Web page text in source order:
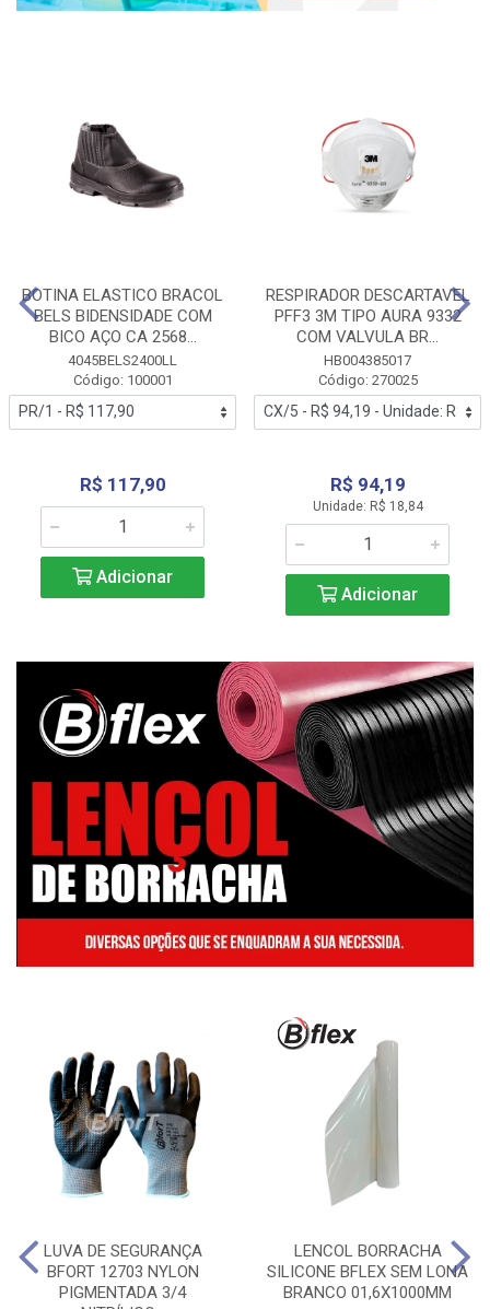
BOTINA ELASTICO BRACOL
BELS BIDENSIDADE COM
BICO AÇO CA 2568...
4045BELS2400LL
Código: 100001
R$ 117,90
Adicionar
RESPIRADOR DESCARTAVEL
PFF3 3M TIPO AURA 9332
COM VALVULA BR...
HB004385017
Código: 270025
R$ 94,19
Unidade: R$ 18,84
Adicionar
LUVA DE SEGURANÇA
BFORT 12703 NYLON
PIGMENTADA 3/4
LENCOL BORRACHA
SILICONE BFLEX SEM LONA
BRANCO 01,6X1000MM